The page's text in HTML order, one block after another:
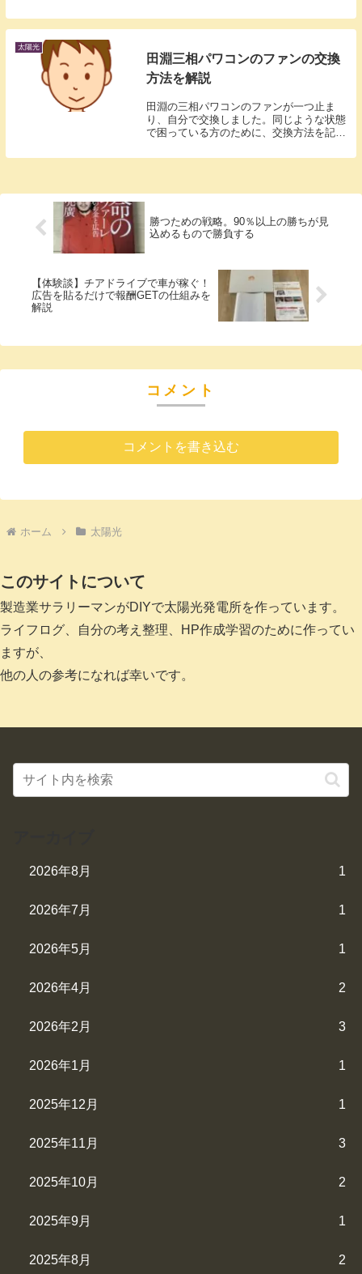
太陽光
田淵三相パワコンのファンの交換
方法を解説
田淵の三相パワコンのファンが一つ止ま
り、自分で交換しました。同じような状態
で困っている方のために、交換方法を記録
背景2020年夏、低圧発電所の田淵の三相パ
勝つための戦略。90％以上の勝ちが見
込めるもので勝負する
【体験談】チアドライブで車が稼ぐ！
広告を貼るだけで報酬GETの仕組みを
解説
コメント
コメントを書き込む
ホーム 太陽光
このサイトについて
製造業サラリーマンがDIYで太陽光発電所を作っています。
ライフログ、自分の考え整理、HP作成学習のために作ってい
ますが、
他の人の参考になれば幸いです。
2026年8月 1
2026年7月 1
2026年5月 1
2026年4月 2
2026年2月 3
2026年1月 1
2025年12月 1
2025年11月 3
2025年10月 2
2025年9月 1
2025年8月 2